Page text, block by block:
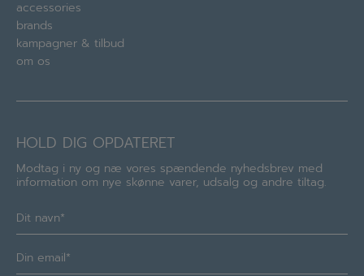
accessories
brands
kampagner & tilbud
om os
HOLD DIG OPDATERET
Modtag i ny og næ vores spændende nyhedsbrev med
information om nye skønne varer, udsalg og andre tiltag.
Navn
E-
mail